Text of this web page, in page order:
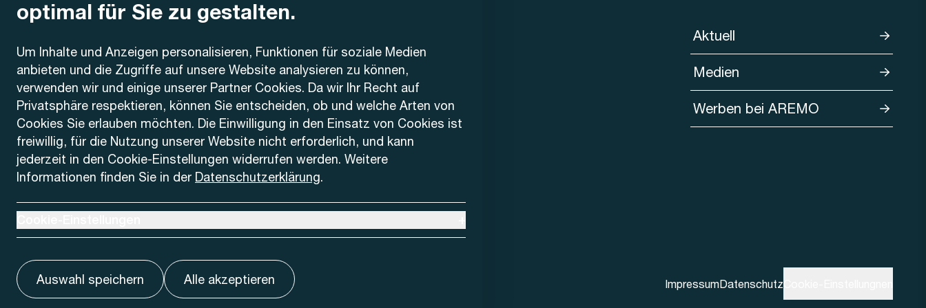
optimal für Sie zu gestalten.
Um Inhalte und Anzeigen personalisieren, Funktionen für soziale Medien
anbieten und die Zugriffe auf unsere Website analysieren zu können,
verwenden wir und einige unserer Partner Cookies. Da wir Ihr Recht auf
Privatsphäre respektieren, können Sie entscheiden, ob und welche Arten von
Cookies Sie erlauben möchten. Die Einwilligung in den Einsatz von Cookies ist
freiwillig, für die Nutzung unserer Website nicht erforderlich, und kann
jederzeit in den Cookie-Einstellungen widerrufen werden. Weitere
Informationen finden Sie in der Datenschutzerklärung.
Auswahl speichern Alle akzeptieren
AREMO
Busbetrieb Solothurn Grenchen und Umgebung AG
Dornacherstrasse 48
4500 Solothurn
Telefon
+41 32 622 37 22
Kontaktformular
Aktuell
Medien
Werben bei AREMO
ImpressumDatenschutz